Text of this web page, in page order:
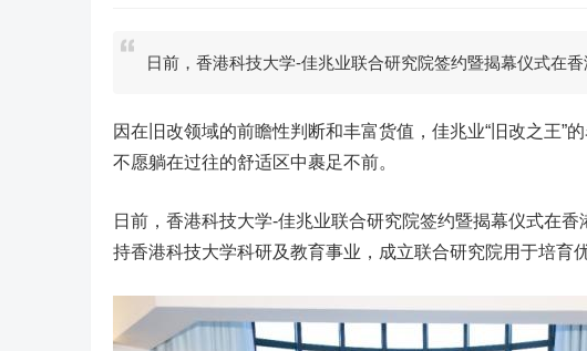
日前，香港科技大学-佳兆业联合研究院签约暨揭幕仪式在香
因在旧改领域的前瞻性判断和丰富货值，佳兆业“旧改之王”
不愿躺在过往的舒适区中裹足不前。
日前，香港科技大学-佳兆业联合研究院签约暨揭幕仪式在
持香港科技大学科研及教育事业，成立联合研究院用于培育